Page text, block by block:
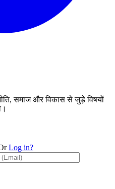
समाज और विकास से जुड़े विषयों
Log in?